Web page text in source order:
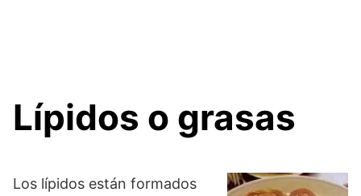
Lípidos o grasas
Los lípidos están formados